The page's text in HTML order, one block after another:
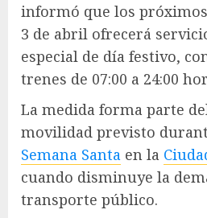
informó que los
3 de abril ofrecerá
especial de día festivo,
trenes de 07:00 a 24:00
La medida forma parte
movilidad previsto
Semana Santa en la
cuando disminuye la
transporte público.